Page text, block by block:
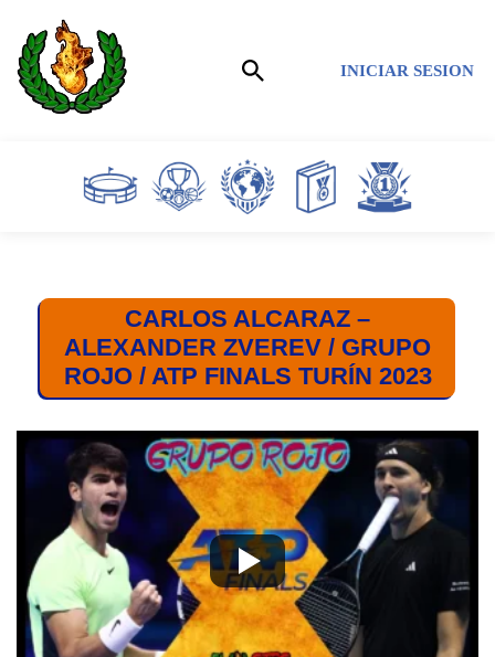
Saltar
al
contenido
INICIAR SESION
CARLOS ALCARAZ –
ALEXANDER ZVEREV / GRUPO
ROJO / ATP FINALS TURÍN 2023